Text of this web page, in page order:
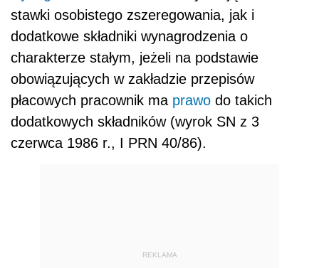
stawki osobistego zszeregowania, jak i
dodatkowe składniki wynagrodzenia o
charakterze stałym, jeżeli na podstawie
obowiązujących w zakładzie przepisów
płacowych pracownik ma prawo do takich
dodatkowych składników (wyrok SN z 3
czerwca 1986 r., I PRN 40/86).
REKLAMA